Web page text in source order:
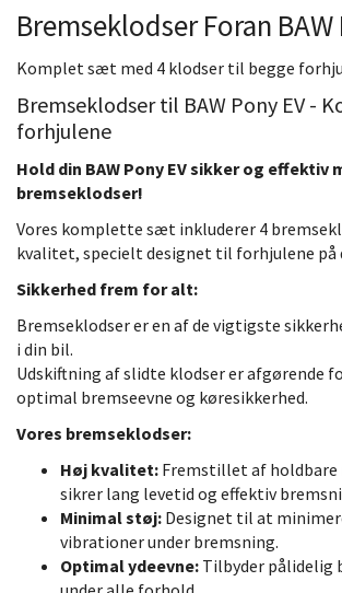
Bremseklodser Foran BAW
Komplet sæt med 4 klodser til begge
Bremseklodser til BAW Pony EV -
forhjulene
Hold din BAW Pony EV sikker og effektiv
bremseklodser!
Vores komplette sæt inkluderer 4
kvalitet, specielt designet til forhjulene på
Sikkerhed frem for alt:
Bremseklodser er en af de vigtigste
i din bil.
Udskiftning af slidte klodser er afgørende
optimal bremseevne og køresikkerhed.
Vores bremseklodser:
Høj kvalitet: Fremstillet af holdbare
sikrer lang levetid og effektiv
Minimal støj: Designet til at
vibrationer under bremsning.
Optimal ydeevne: Tilbyder pålidelig